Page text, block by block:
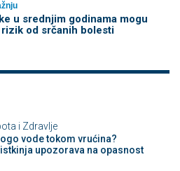
u srednjim godinama mogu
rizik od srčanih bolesti
i Zdravlje
vode tokom vrućina?
upozorava na opasnost